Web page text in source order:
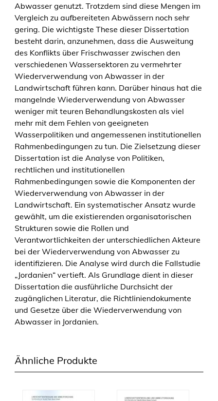
Abwasser genutzt. Trotzdem sind diese Mengen im
Vergleich zu aufbereiteten Abwässern noch sehr
gering. Die wichtigste These dieser Dissertation
besteht darin, anzunehmen, dass die Ausweitung
des Konflikts über Frischwasser zwischen den
verschiedenen Wassersektoren zu vermehrter
Wiederverwendung von Abwasser in der
Landwirtschaft führen kann. Darüber hinaus hat die
mangelnde Wiederverwendung von Abwasser
weniger mit teuren Behandlungskosten als viel
mehr mit dem Fehlen von geeigneten
Wasserpolitiken und angemessenen institutionellen
Rahmenbedingungen zu tun. Die Zielsetzung dieser
Dissertation ist die Analyse von Politiken,
rechtlichen und institutionellen
Rahmenbedingungen sowie die Komponenten der
Wiederverwendung von Abwasser in der
Landwirtschaft. Ein systematischer Ansatz wurde
gewählt, um die existierenden organisatorischen
Strukturen sowie die Rollen und
Verantwortlichkeiten der unterschiedlichen Akteure
bei der Wiederverwendung von Abwasser zu
identifizieren. Die Analyse wird durch die Fallstudie
„Jordanien“ vertieft. Als Grundlage dient in dieser
Dissertation die ausführliche Durchsicht der
zugänglichen Literatur, die Richtliniendokumente
und Gesetze über die Wiederverwendung von
Abwasser in Jordanien.
Ähnliche Produkte